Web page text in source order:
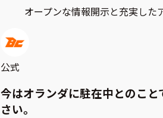
オープンな情報開示と充実した
公式
今はオランダに駐在中とのこ
さい。